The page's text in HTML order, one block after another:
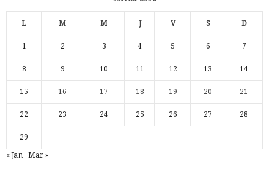
L M M J V S D
1 2 3 4 5 6 7
8 9 10 11 12 13 14
15 16 17 18 19 20 21
22 23 24 25 26 27 28
29
« Jan Mar »